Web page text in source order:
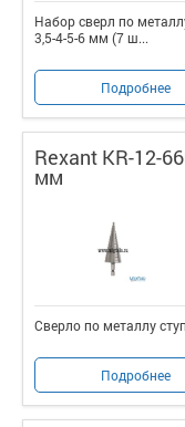
Набор сверл по
3,5-4-5-6 мм (7 ш...
Подробнее
Rexant KR-12-
мм
Сверло по металлу
Подробнее